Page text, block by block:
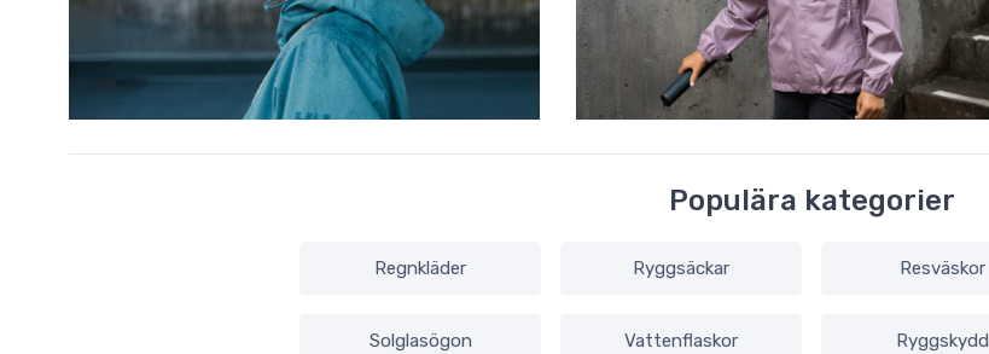
Populära kategorier
Regnkläder Ryggsäckar Resväskor
Solglasögon Vattenflaskor Ryggskydd